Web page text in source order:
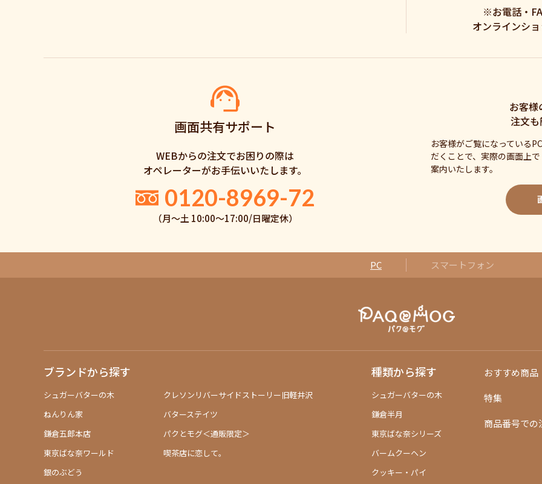
※お電話・
オンラインシ
画面共有サポート
WEBからの注文でお困りの際は
オペレーターがお手伝いいたします。
0120-8969-72
（月〜土 10:00〜17:00/日曜定休）
お客様
注文も
お客様がご覧になっている
だくことで、実際の画面上
案内いたします。
PC スマートフォン
ブランドから探す
シュガーバターの木
ねんりん家
鎌倉五郎本店
東京ばな奈ワールド
銀のぶどう
クレソンリバーサイドストーリー旧軽井沢
バターステイツ
パクとモグ＜通販限定＞
喫茶店に恋して。
種類から探す
シュガーバターの木
鎌倉半月
東京ばな奈シリーズ
バームクーヘン
クッキー・パイ
おすすめ商品
特集
商品番号での